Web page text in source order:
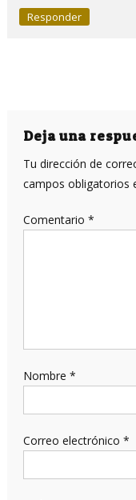
Responder
Deja una
Tu dirección de
campos obligatorios
Comentario *
Nombre *
Correo electrónico *